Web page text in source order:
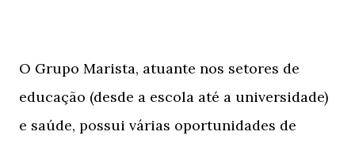
O Grupo Marista, atuante nos setores de
educação (desde a escola até a universidade)
e saúde, possui várias oportunidades de